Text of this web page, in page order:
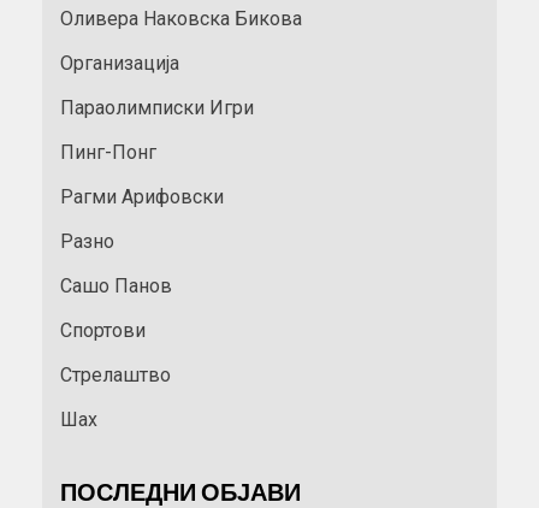
Оливера Наковска Бикова
Организација
Параолимписки Игри
Пинг-Понг
Рагми Арифовски
Разно
Сашо Панов
Спортови
Стрелаштво
Шах
ПОСЛЕДНИ ОБЈАВИ